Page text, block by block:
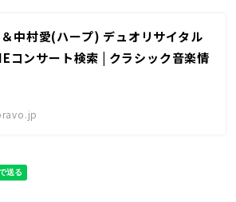
中村愛(ハープ) デュオリサイタル
コンサート検索 | クラシック音楽情